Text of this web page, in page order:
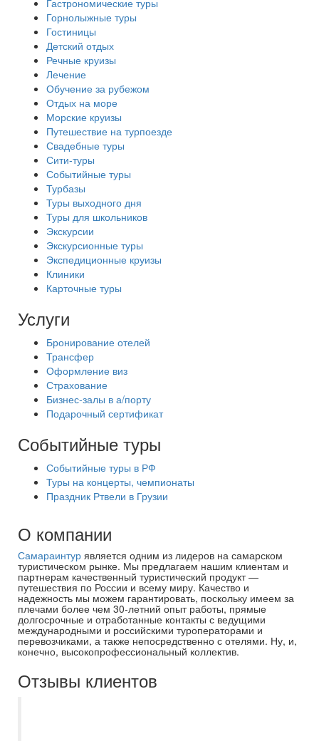
Гастрономические туры
Горнолыжные туры
Гостиницы
Детский отдых
Речные круизы
Лечение
Обучение за рубежом
Отдых на море
Морские круизы
Путешествие на турпоезде
Свадебные туры
Сити-туры
Событийные туры
Турбазы
Туры выходного дня
Туры для школьников
Экскурсии
Экскурсионные туры
Экспедиционные круизы
Клиники
Карточные туры
Услуги
Бронирование отелей
Трансфер
Оформление виз
Страхование
Бизнес-залы в а/порту
Подарочный сертификат
Событийные туры
Событийные туры в РФ
Туры на концерты, чемпионаты
Праздник Ртвели в Грузии
О компании
Самараинтур является одним из лидеров на самарском
туристическом рынке. Мы предлагаем нашим клиентам и
партнерам качественный туристический продукт —
путешествия по России и всему миру. Качество и
надежность мы можем гарантировать, поскольку имеем за
плечами более чем 30-летний опыт работы, прямые
долгосрочные и отработанные контакты с ведущими
международными и российскими туроператорами и
перевозчиками, а также непосредственно с отелями. Ну, и,
конечно, высокопрофессиональный коллектив.
Отзывы клиентов